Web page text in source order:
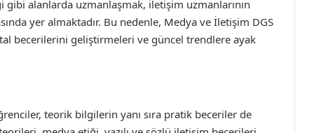
alanlarda uzmanlaşmak, iletişim uzmanlarının
yer almaktadır. Bu nedenle, Medya ve İletişim DGS
becerilerini geliştirmeleri ve güncel trendlere ayak
teorik bilgilerin yanı sıra pratik beceriler de